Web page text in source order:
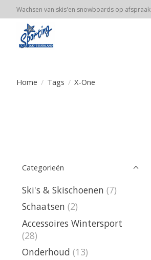
Wachsen van skis'en snowboards op afspraak
Home / Tags / X-One
Categorieën
Ski's & Skischoenen (7)
Schaatsen (2)
Accessoires Wintersport
(28)
Onderhoud (13)